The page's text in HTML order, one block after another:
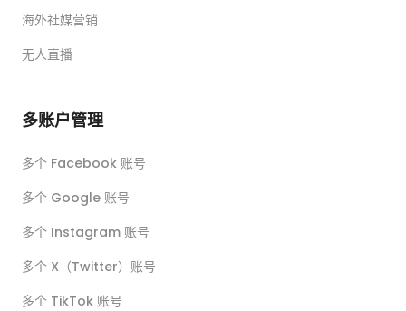
海外社媒营销
无人直播
多账户管理
多个 Facebook 账号
多个 Google 账号
多个 Instagram 账号
多个 X（Twitter）账号
多个 TikTok 账号